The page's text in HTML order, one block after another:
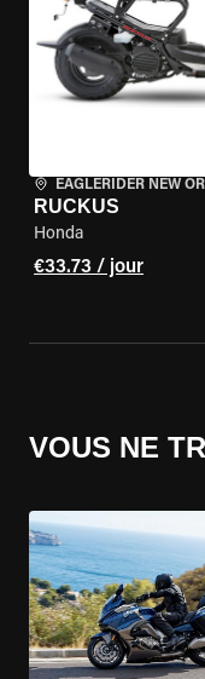
EAGLERIDER NEW
RUCKUS
Honda
€33.73 / jour
VOUS NE